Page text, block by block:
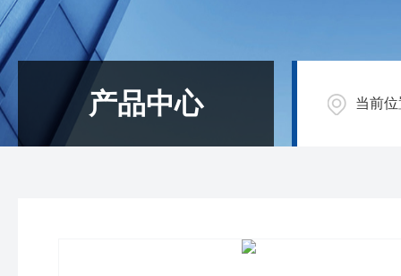
产品中心 当前